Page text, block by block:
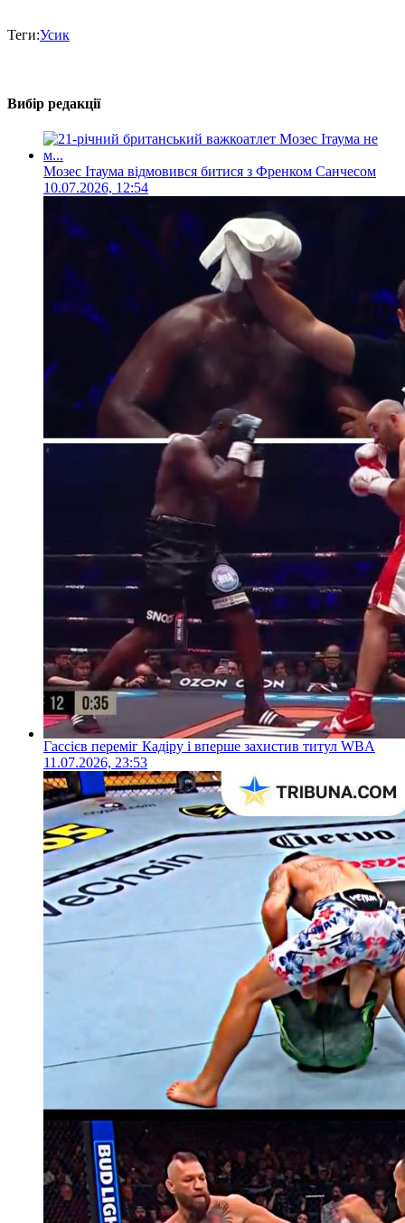
Теги:Усик
Вибір редакції
Мозес Ітаума відмовився битися з Френком Санчесом
10.07.2026, 12:54
Гассієв переміг Кадіру і вперше захистив титул WBA
11.07.2026, 23:53